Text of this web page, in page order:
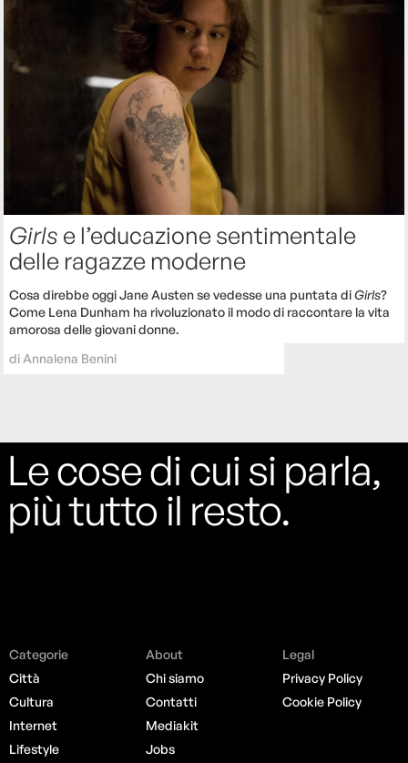
Girls e l’educazione sentimentale
delle ragazze moderne
Cosa direbbe oggi Jane Austen se vedesse una puntata diGirls?
Come Lena Dunham ha rivoluzionato il modo di raccontare la vita
amorosa delle giovani donne.
diAnnalena Benini
Le cose di cui si parla,
più tutto il resto.
Categorie
Città
Cultura
Internet
Lifestyle
About
Chi siamo
Contatti
Mediakit
Jobs
Legal
Privacy Policy
Cookie Policy